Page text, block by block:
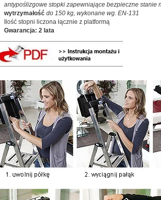
antypoślizgowe stopki zapewniające bezpieczne
wytrzymałośćdo 150 kg, wykonane wg. EN-131
Ilość stopni liczona łącznie z platformą
Gwarancja: 2 lata